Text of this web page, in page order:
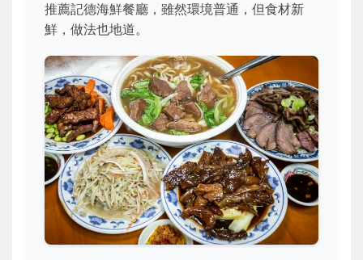
推薦記德海鮮餐廳，雖然環境普通，但食材新
鮮，做法也地道。